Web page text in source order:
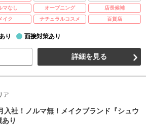
マなし オープニング
店長候補
イク ナチュラルコスメ 百貨店
り 面接対策あり
詳細を見る
ア
入社！ノルマ無！メイクブランド『シュウ
り